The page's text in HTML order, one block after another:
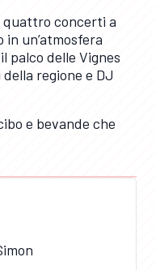
quattro concerti a
un’atmosfera
palco delle Vignes
regione e DJ
e bevande che